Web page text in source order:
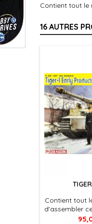
Contient tout le
16 AUTRES
Contient tout
d'assembler
et à